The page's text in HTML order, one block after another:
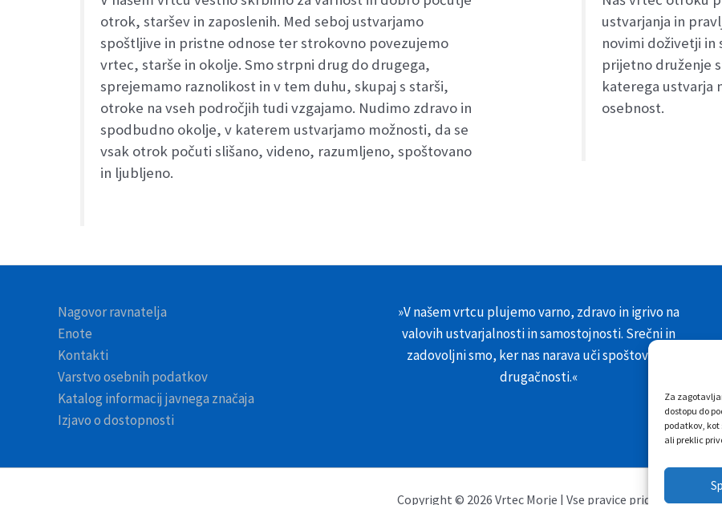
Za
dostopu do
podatkov,
ali preklic
otrok, staršev in zaposlenih. Med seboj ustvarjamo
spoštljive in pristne odnose ter strokovno povezujemo
vrtec, starše in okolje. Smo strpni drug do drugega,
sprejemamo raznolikost in v tem duhu, skupaj s starši,
otroke na vseh področjih tudi vzgajamo. Nudimo zdravo in
spodbudno okolje, v katerem ustvarjamo možnosti, da se
vsak otrok počuti slišano, videno, razumljeno, spoštovano
in ljubljeno.
ustvarjanja in
novimi doživetji
prijetno druženje
katerega ustvarja
osebnost.
Nagovor ravnatelja
Enote
Kontakti
Varstvo osebnih podatkov
Katalog informacij javnega značaja
Izjavo o dostopnosti
»V našem vrtcu plujemo varno, zdravo in igrivo na
valovih ustvarjalnosti in samostojnosti. Srečni in
zadovoljni smo, ker nas narava uči spoštovanja
drugačnosti.«
Copyright © 2026 Vrtec Morje | Vse pravice pridržane